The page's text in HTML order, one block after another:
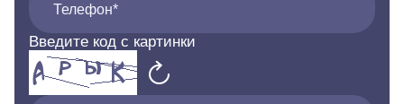
Телефон*
Введите код с картинки